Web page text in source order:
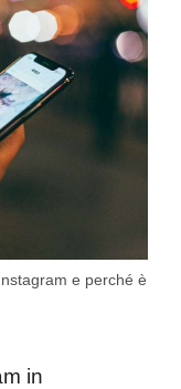
e perché è
in